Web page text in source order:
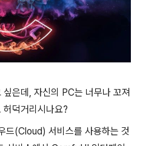
은데, 자신의 PC는 너무나 꼬져
덕거리시나요?
드(Cloud) 서비스를 사용하는 것